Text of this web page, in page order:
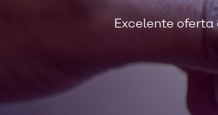
Excelente oferta